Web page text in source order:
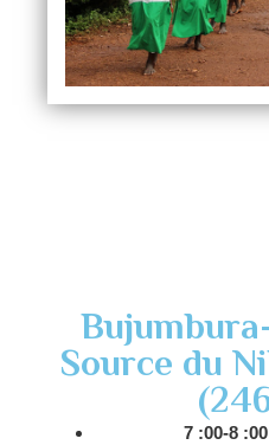
Source du
7 :00-8